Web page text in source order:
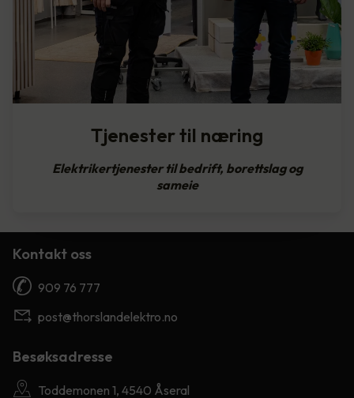
Tjenester til næring
Elektrikertjenester til bedrift, borettslag og
sameie
Kontakt oss
909 76 777
post@thorslandelektro.no
Besøksadresse
Toddemonen 1, 4540 Åseral